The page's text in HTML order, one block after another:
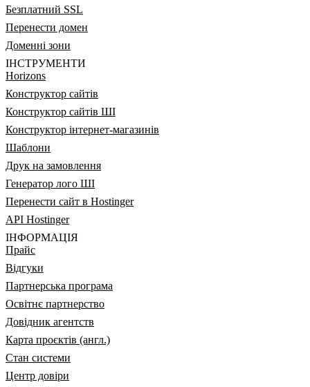
Безплатний SSL
Перенести домен
Доменні зони
ІНСТРУМЕНТИ
Horizons
Конструктор сайтів
Конструктор сайтів ШІ
Конструктор інтернет-магазинів
Шаблони
Друк на замовлення
Генератор лого ШІ
Перенести сайт в Hostinger
API Hostinger
ІНФОРМАЦІЯ
Прайс
Відгуки
Партнерська програма
Освітнє партнерство
Довідник агентств
Карта проєктів (англ.)
Стан системи
Центр довіри